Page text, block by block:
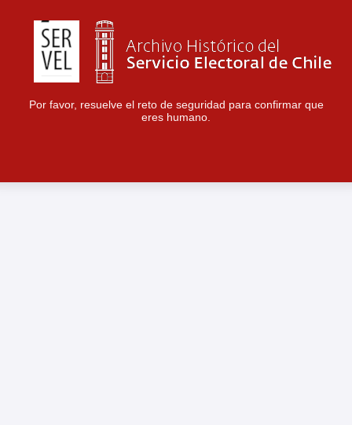
Por favor, resuelve el reto de seguridad para confirmar que
eres humano.